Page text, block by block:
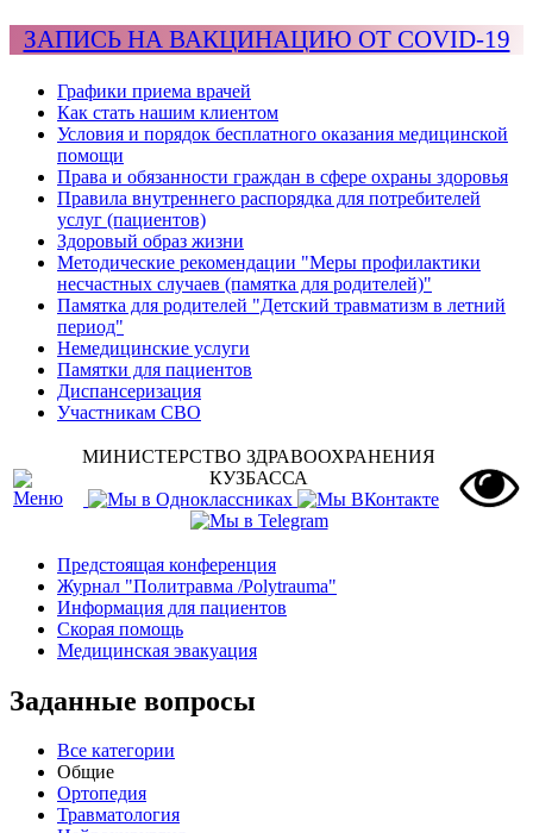
ЗАПИСЬ НА ВАКЦИНАЦИЮ ОТ COVID-19
Графики приема врачей
Как стать нашим клиентом
Условия и порядок бесплатного оказания медицинской
помощи
Права и обязанности граждан в сфере охраны здоровья
Правила внутреннего распорядка для потребителей
услуг (пациентов)
Здоровый образ жизни
Методические рекомендации "Меры профилактики
несчастных случаев (памятка для родителей)"
Памятка для родителей "Детский травматизм в летний
период"
Немедицинские услуги
Памятки для пациентов
Диспансеризация
Участникам СВО
МИНИСТЕРСТВО ЗДРАВООХРАНЕНИЯ
КУЗБАССА
Предстоящая конференция
Журнал "Политравма /Polytrauma"
Информация для пациентов
Скорая помощь
Медицинская эвакуация
Заданные вопросы
Все категории
Общие
Ортопедия
Травматология